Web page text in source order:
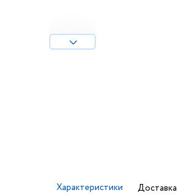
Характеристики Доставка